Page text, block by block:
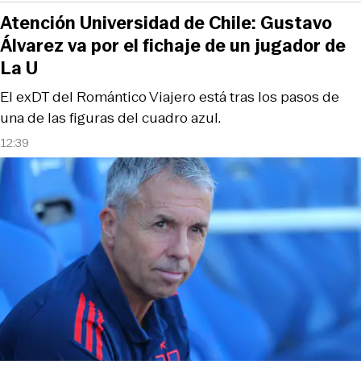
12:39
El exDT del Romántico Viajero está tras los pasos de
una de las figuras del cuadro azul.
Atención Universidad de Chile: Gustavo
Álvarez va por el fichaje de un jugador de
La U